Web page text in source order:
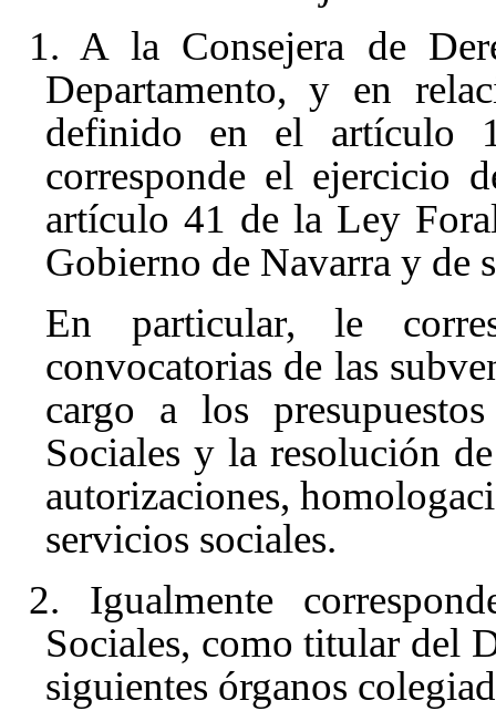
1. A la Consejera de
Departamento, y en
definido en el artículo
corresponde el ejercicio
artículo 41 de la Ley
Gobierno de Navarra y de
En particular, le
convocatorias de las
cargo a los
Sociales y la resolución
autorizaciones,
servicios sociales.
2. Igualmente
Sociales, como titular del
siguientes órganos